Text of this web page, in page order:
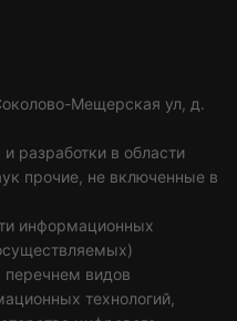
Мещерская ул, д.
разработки в области
прочие, не включенные в
информационных
перечнем видов
технологий,